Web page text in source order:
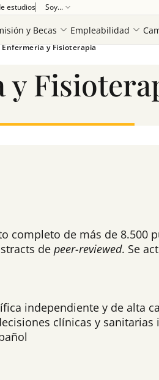
estudios Soy...
y Becas Empleabilidad
Enfermería y Fisioterapia
y
completo de más de 8.500
de peer-reviewed. Se
independiente y de alta
clínicas y